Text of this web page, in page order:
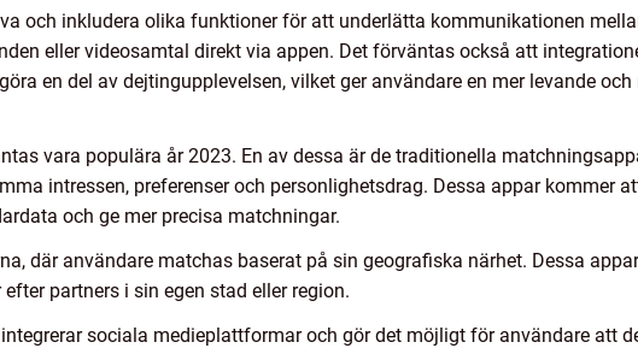
och inkludera olika funktioner för att underlätta kommunikationen
eller videosamtal direkt via appen. Det förväntas också att
en del av dejtingupplevelsen, vilket ger användare en mer levande
vara populära år 2023. En av dessa är de traditionella
intressen, preferenser och personlighetsdrag. Dessa appar kommer
och ge mer precisa matchningar.
där användare matchas baserat på sin geografiska närhet. Dessa
partners i sin egen stad eller region.
sociala medieplattformar och gör det möjligt för användare att